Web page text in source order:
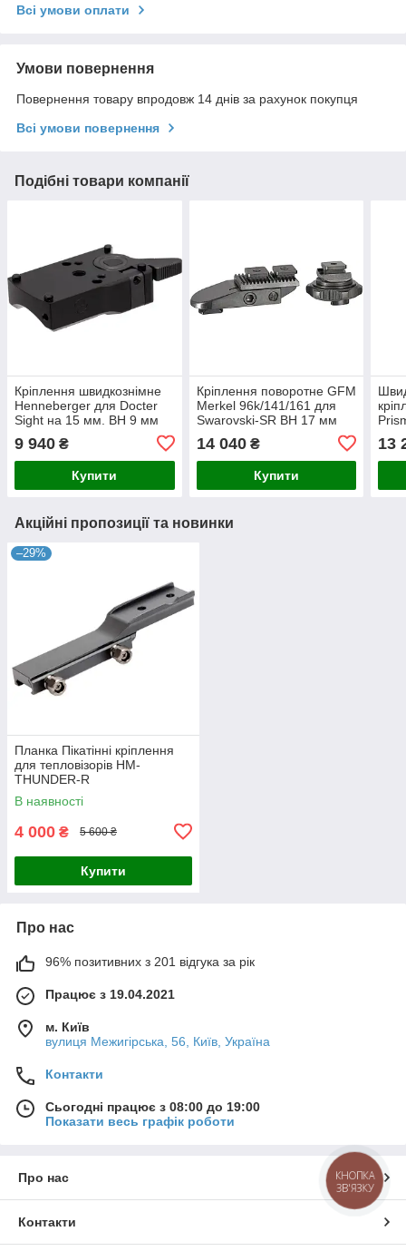
Всі умови оплати
Умови повернення
Повернення товару впродовж 14 днів за рахунок покупця
Всі умови повернення
Подібні товари компанії
Кріплення швидкознімне
Henneberger для Docter
Sight на 15 мм. BH 9 мм
9 940 ₴
Купити
Кріплення поворотне GFM
Merkel 96k/141/161 для
Swarovski-SR BH 17 мм
14 040₴
Купити
13
Акційні пропозиції та новинки
–29%
Планка Пікатінні кріплення
для тепловізорів HM-
THUNDER-R
В наявності
4 000 ₴ 5 600 ₴
Купити
Про нас
96% позитивних з 201 відгука за рік
Працює з 19.04.2021
м. Київ
вулиця Межигірська, 56, Київ, Україна
Контакти
Сьогодні працює з 08:00 до 19:00
Показати весь графік роботи
Про нас
Контакти
КНОПКА
ЗВ'ЯЗКУ